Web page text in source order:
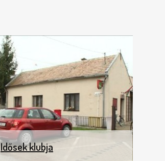
Idősek klubja